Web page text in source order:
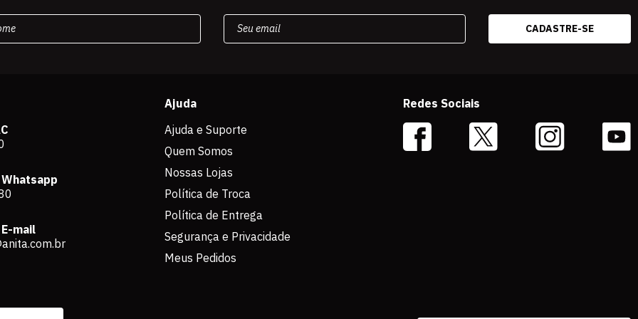
mail
Ajuda
Ajuda e Suporte
Quem Somos
Nossas Lojas
Política de Troca
Política de Entrega
Segurança e Privacidade
Meus Pedidos
Redes Sociais